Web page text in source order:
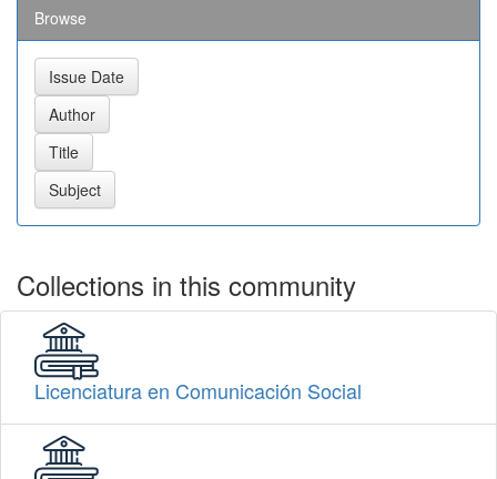
Browse
Collections in this community
Licenciatura en Comunicación Social